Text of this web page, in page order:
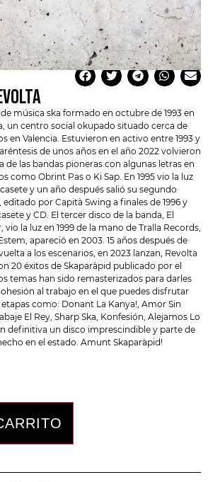
música ska formado en octubre de 1993 en
un centro social okupado situado cerca de
en Valencia. Estuvieron en activo entre 1993 y
de unos años en el año 2022 volvieron
de las bandas pioneras con algunas letras en
como Obrint Pas o Ki Sap. En 1995 vio la luz
y un año después salió su segundo
por Capità Swing a finales de 1996 y
y CD. El tercer disco de la banda, El
la luz en 1999 de la mano de Tralla Records
apareció en 2003. 15 años después de
a los escenarios, en 2023 lanzan, Revolta
20 éxitos de Skaparàpid publicado por el
temas han sido remasterizados para darles
al trabajo en el que puedes disfrutar
como: Donant La Kanya!, Amor Sin
El Rey, Sharp Ska, Konfesión, Alejamos Lo
definitiva un disco imprescindible y parte de
en el estado. Amunt Skaparàpid!